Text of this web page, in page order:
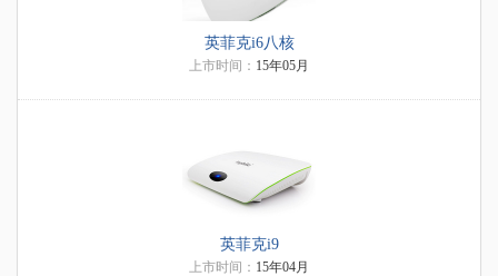
英菲克i6八核
上市时间： 15年05月
英菲克i9
上市时间： 15年04月